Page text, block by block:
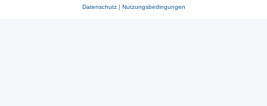
Datenschutz| Nutzungsbedingungen